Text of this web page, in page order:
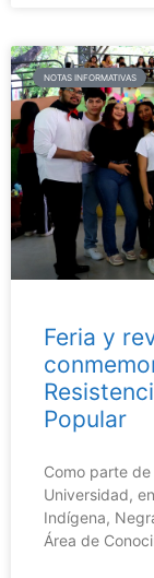
NOTAS INFORMATIVAS
Feria y
Popular
Como parte
Universidad,
Indígena,
Área de